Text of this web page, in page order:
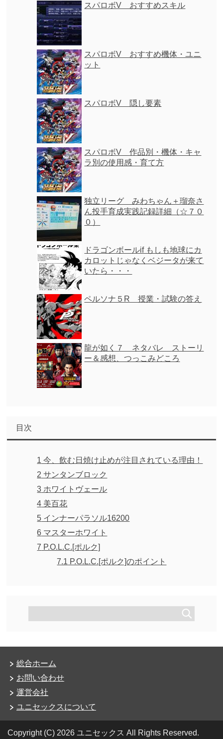
スパロボV おすすめスキル
スパロボV おすすめ機体・ユニ
ット
スパロボV 隠し要素
スパロボV 作品別・機体・キャ
ラ別の使用感・育て方
独立リーグ みわちゃん＋瑠奈さ
ん投手育成実践記録詳細（☆７０
０）
ドラゴンボールif もしも地球にカ
カロットじゃなくベジータが来て
いたら・・・
ペルソナ５R 授業・試験の答え
龍が如く７ ネタバレ ストーリ
ー＆感想、つっこみどころ
目次
1 今、飲む日焼け止めが注目されている理由！
2 サンタンブロック
3 ホワイトヴェール
4 美百花
5 インナーパラソル16200
6 マスターホワイト
7 P.O.L.C.[ポルク]
7.1 P.O.L.C.[ポルク]のポイント
総合ホーム
お問い合わせ
運営会社
ユニセックスについて
Copyright (C) 2026 ユニセックス All Rights Reserved.